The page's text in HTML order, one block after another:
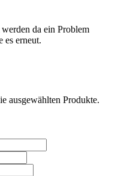
da ein Problem
es erneut.
ausgewählten Produkte.